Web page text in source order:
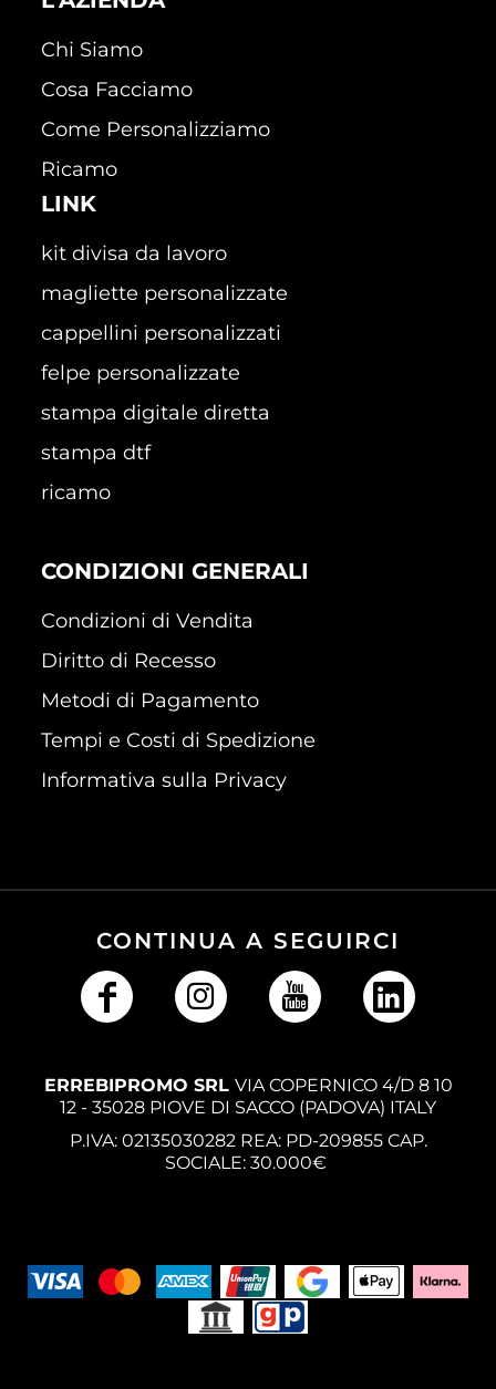
Chi Siamo
Cosa Facciamo
Come Personalizziamo
Ricamo
LINK
kit divisa da lavoro
magliette personalizzate
cappellini personalizzati
felpe personalizzate
stampa digitale diretta
stampa dtf
ricamo
CONDIZIONI GENERALI
Condizioni di Vendita
Diritto di Recesso
Metodi di Pagamento
Tempi e Costi di Spedizione
Informativa sulla Privacy
CONTINUA A SEGUIRCI
ERREBIPROMO SRL VIA COPERNICO 4/D 8 10
12 - 35028 PIOVE DI SACCO (PADOVA) ITALY
P.IVA: 02135030282 REA: PD-209855 CAP.
SOCIALE: 30.000€